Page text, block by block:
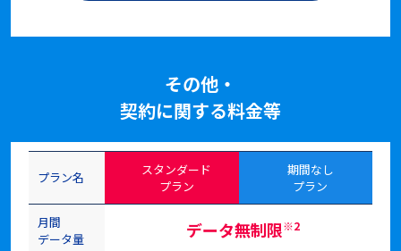
その他・
契約に関する料金等
プラン名
スタンダード
プラン
期間なし
プラン
月間
データ量
データ無制限※2